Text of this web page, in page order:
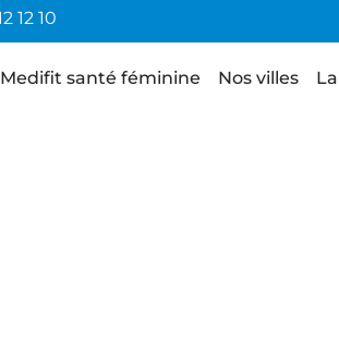
12 10
Medifit santé féminine Nos villes